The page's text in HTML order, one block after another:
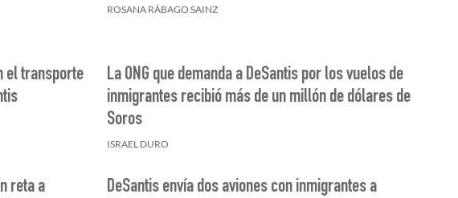
ROSANA RÁBAGO SAINZ
el transporte
La ONG que demanda a DeSantis por los vuelos de
inmigrantes recibió más de un millón de dólares de
Soros
ISRAEL DURO
reta a
DeSantis envía dos aviones con inmigrantes a